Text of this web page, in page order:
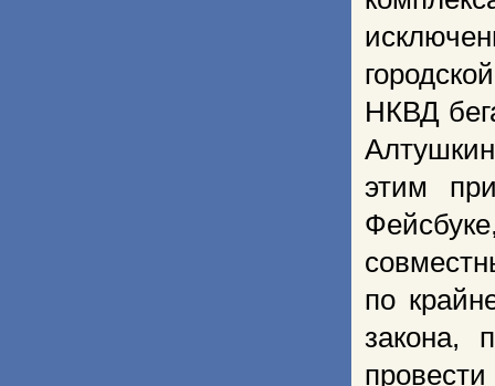
НКВД
этим
по
закона,